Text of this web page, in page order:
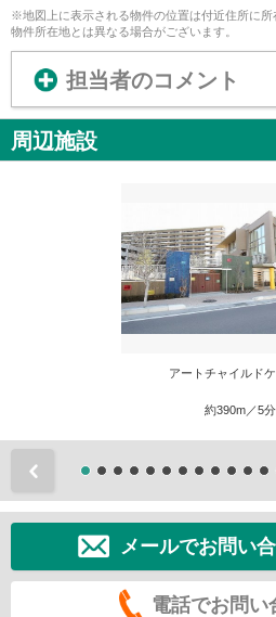
※地図上に表示される物件の位置は付近住所に
物件所在地とは異なる場合がございます。
担当者のコメント
周辺施設
アートチャイルド
約390m／5分
メールでお問い
電話でお問い